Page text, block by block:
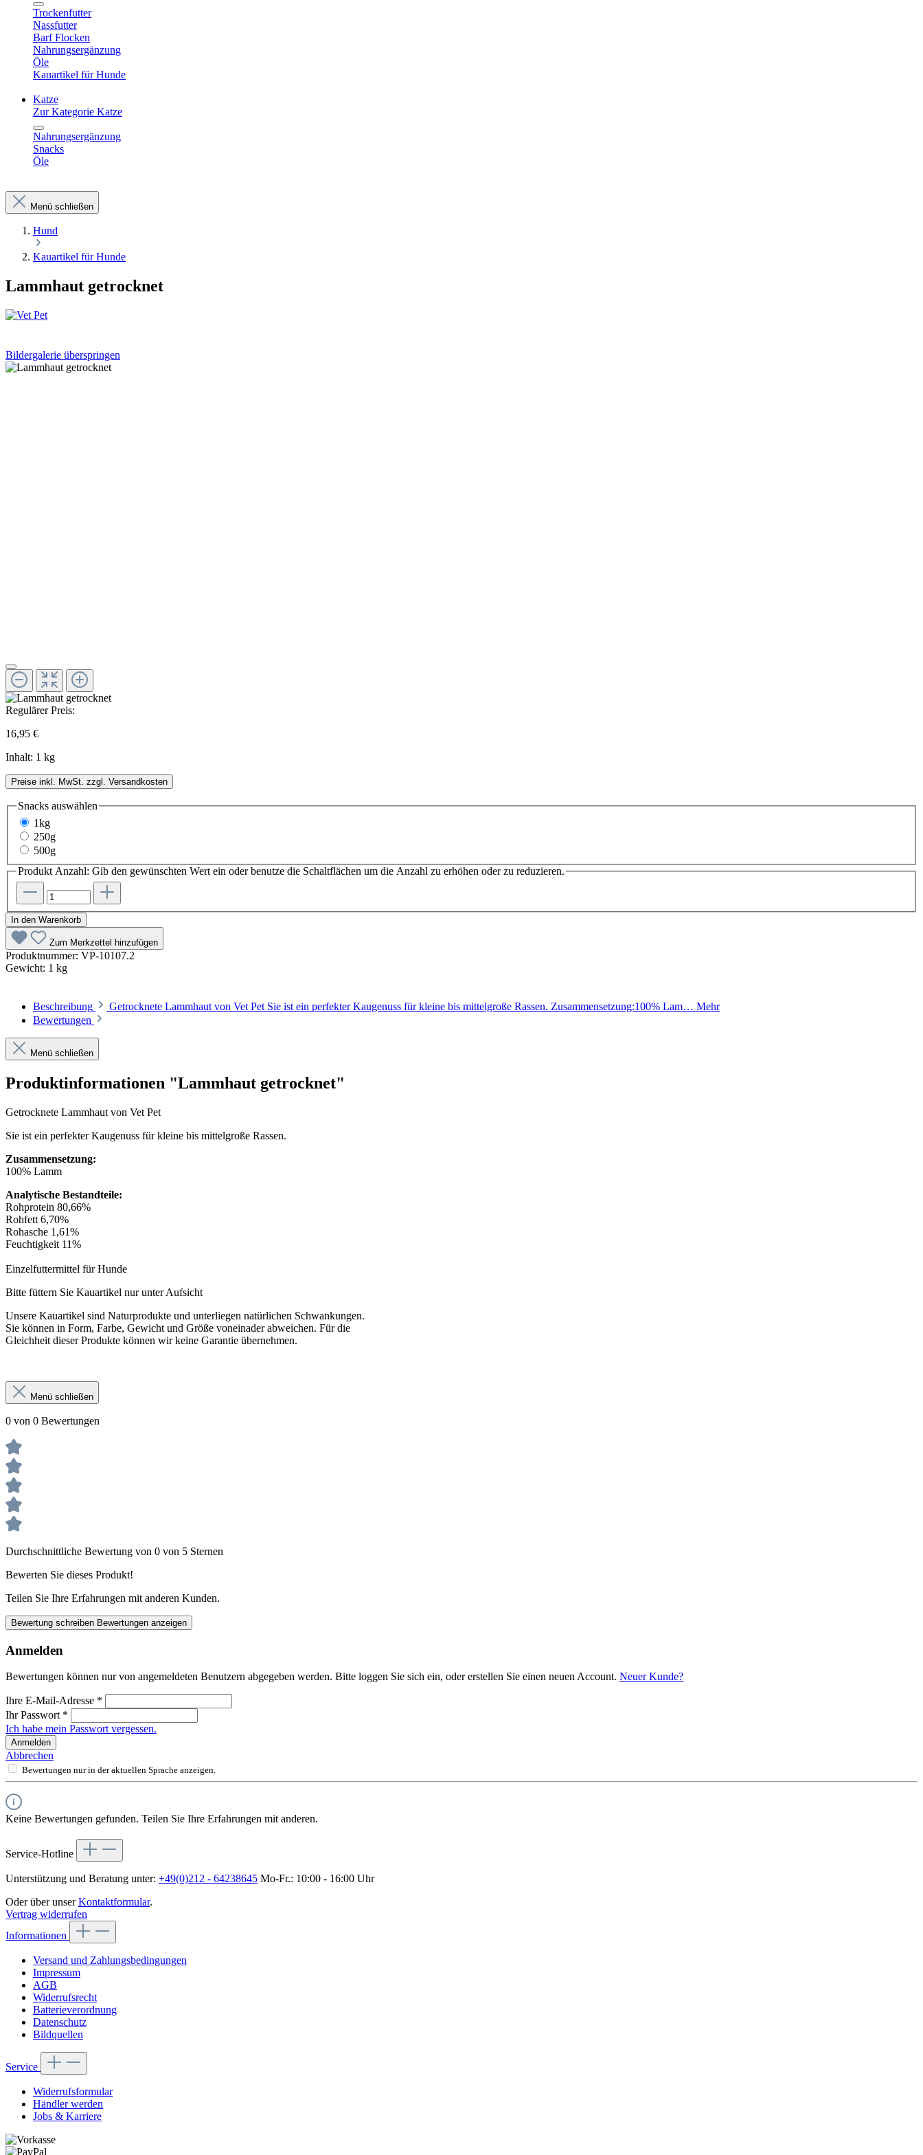
Trockenfutter
Nassfutter
Barf Flocken
Nahrungsergänzung
Öle
Kauartikel für Hunde
Katze
Zur Kategorie Katze
Nahrungsergänzung
Snacks
Öle
Menü schließen
Hund
Kauartikel für Hunde
Lammhaut getrocknet
Bildergalerie überspringen
Regulärer Preis:
16,95 €
Inhalt: 1 kg
Preise inkl. MwSt. zzgl. Versandkosten
Snacks auswählen
1kg
250g
500g
Produkt Anzahl: Gib den gewünschten Wert ein oder benutze die Schaltflächen um die Anzahl zu erhöhen oder zu reduzieren.
In den Warenkorb
Zum Merkzettel hinzufügen
Produktnummer: VP-10107.2
Gewicht: 1 kg
Beschreibung Getrocknete Lammhaut von Vet Pet Sie ist ein perfekter Kaugenuss für kleine bis mittelgroße Rassen. Zusammensetzung:100% Lam… Mehr
Bewertungen
Menü schließen
Produktinformationen "Lammhaut getrocknet"
Getrocknete Lammhaut von Vet Pet
Sie ist ein perfekter Kaugenuss für kleine bis mittelgroße Rassen.
Zusammensetzung:
100% Lamm
Analytische Bestandteile:
Rohprotein 80,66%
Rohfett 6,70%
Rohasche 1,61%
Feuchtigkeit 11%
Einzelfuttermittel für Hunde
Bitte füttern Sie Kauartikel nur unter Aufsicht
Unsere Kauartikel sind Naturprodukte und unterliegen natürlichen Schwankungen.
Sie können in Form, Farbe, Gewicht und Größe voneinader abweichen. Für die
Gleichheit dieser Produkte können wir keine Garantie übernehmen.
Menü schließen
0 von 0 Bewertungen
Durchschnittliche Bewertung von 0 von 5 Sternen
Bewerten Sie dieses Produkt!
Teilen Sie Ihre Erfahrungen mit anderen Kunden.
Bewertung schreiben Bewertungen anzeigen
Anmelden
Bewertungen können nur von angemeldeten Benutzern abgegeben werden. Bitte loggen Sie sich ein, oder erstellen Sie einen neuen Account. Neuer Kunde?
Ihre E-Mail-Adresse *
Ihr Passwort *
Ich habe mein Passwort vergessen.
Anmelden
Abbrechen
Bewertungen nur in der aktuellen Sprache anzeigen.
Keine Bewertungen gefunden. Teilen Sie Ihre Erfahrungen mit anderen.
Service-Hotline
Unterstützung und Beratung unter: +49(0)212 - 64238645 Mo-Fr.: 10:00 - 16:00 Uhr
Oder über unserKontaktformular.
Vertrag widerrufen
Informationen
Versand und Zahlungsbedingungen
Impressum
AGB
Widerrufsrecht
Batterieverordnung
Datenschutz
Bildquellen
Service
Widerrufsformular
Händler werden
Jobs & Karriere